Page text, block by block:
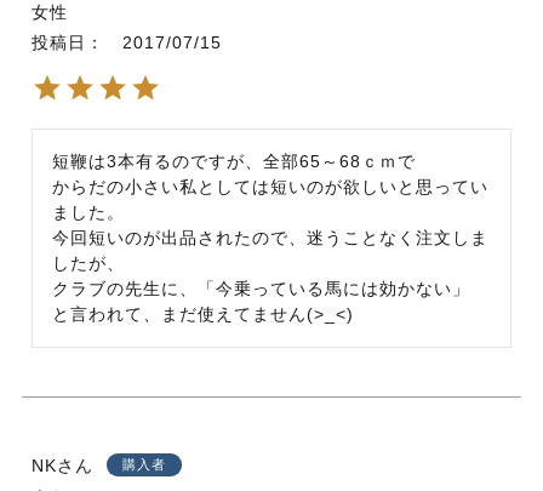
女性
投稿日
2017/07/15
短鞭は3本有るのですが、全部65～68ｃｍで
からだの小さい私としては短いのが欲しいと思ってい
ました。
今回短いのが出品されたので、迷うことなく注文しま
したが、
クラブの先生に、「今乗っている馬には効かない」
NK 購入者